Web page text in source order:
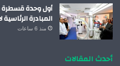
أول وحدة قسطرة
المبادرة الرئاسية
منذ 6 ساعات
أحدث المقالات